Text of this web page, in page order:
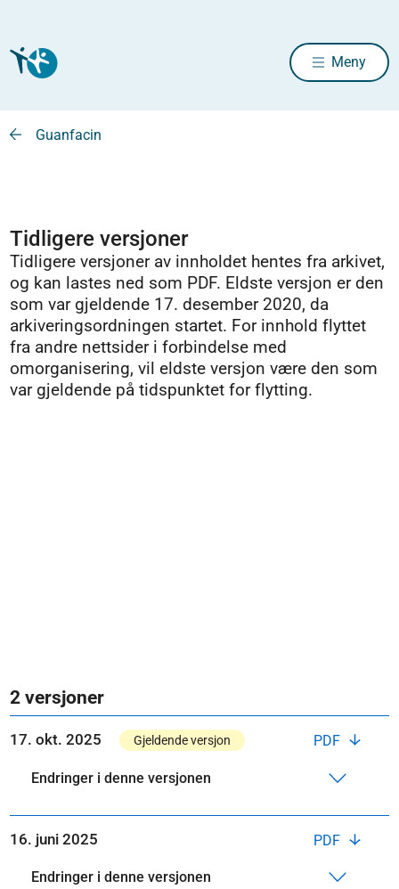
Meny
Guanfacin
Tidligere versjoner
Tidligere versjoner av innholdet hentes fra arkivet,
og kan lastes ned som PDF. Eldste versjon er den
som var gjeldende 17. desember 2020, da
arkiveringsordningen startet. For innhold flyttet
fra andre nettsider i forbindelse med
omorganisering, vil eldste versjon være den som
var gjeldende på tidspunktet for flytting.
2 versjoner
PDF
17. okt. 2025 Gjeldende versjon
Endringer i denne versjonen
PDF
16. juni 2025
Endringer i denne versjonen